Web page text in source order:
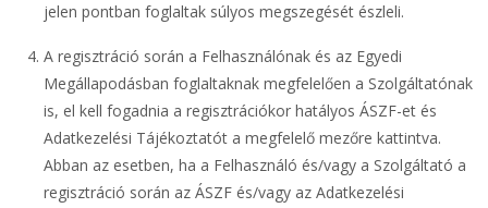
jelen pontban foglaltak súlyos megszegését észleli.
A regisztráció során a Felhasználónak és az Egyedi
Megállapodásban foglaltaknak megfelelően a Szolgáltatónak
is, el kell fogadnia a regisztrációkor hatályos ÁSZF-et és
Adatkezelési Tájékoztatót a megfelelő mezőre kattintva.
Abban az esetben, ha a Felhasználó és/vagy a Szolgáltató a
regisztráció során az ÁSZF és/vagy az Adatkezelési